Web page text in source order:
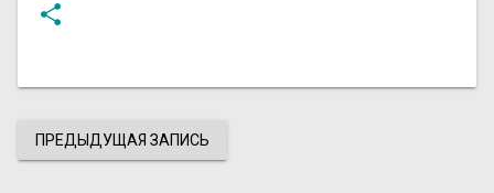
Email
ПРЕДЫДУЩАЯ ЗАПИСЬ